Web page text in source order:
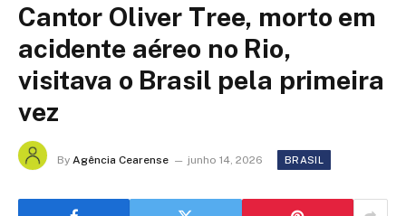
Cantor Oliver Tree, morto em
acidente aéreo no Rio,
visitava o Brasil pela primeira
vez
By Agência Cearense junho 14, 2026 BRASIL